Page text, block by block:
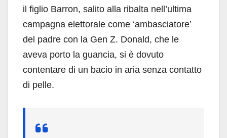
il figlio Barron, salito alla ribalta nell’ultima
campagna elettorale come ‘ambasciatore’
del padre con la Gen Z. Donald, che le
aveva porto la guancia, si è dovuto
contentare di un bacio in aria senza contatto
di pelle.